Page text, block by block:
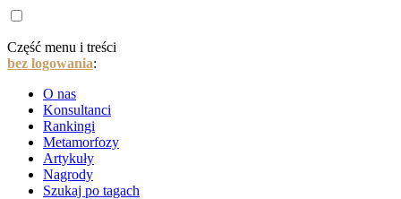
Część menu i treści
bez logowania:
O nas
Konsultanci
Rankingi
Metamorfozy
Artykuły
Nagrody
Szukaj po tagach